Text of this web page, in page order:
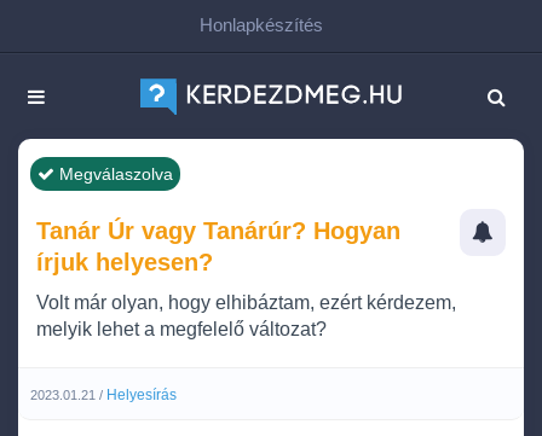
Honlapkészítés
Megválaszolva
Tanár Úr vagy Tanárúr? Hogyan
írjuk helyesen?
Volt már olyan, hogy elhibáztam, ezért kérdezem,
melyik lehet a megfelelő változat?
2023.01.21 / Helyesírás